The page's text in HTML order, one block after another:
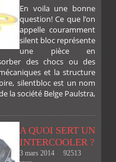
En voila une bonne
question! Ce que l’on
appelle couramment
silent bloc représente
une pièce en
des chocs ou des
et la structure
silentbloc est un nom
la société Belge Paulstra,
A QUOI SERT UN
INTERCOOLER ?
3 mars 2014
92513